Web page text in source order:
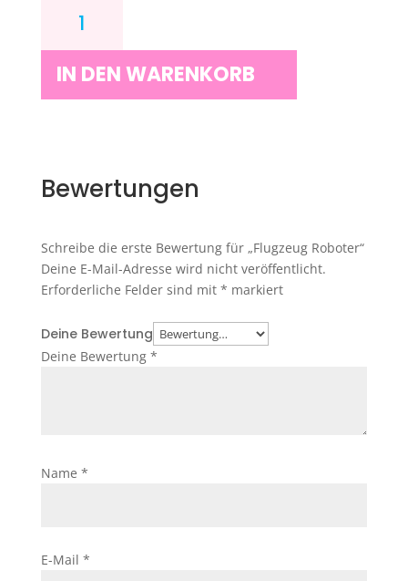
ROBOTER
MENGE
IN DEN WARENKORB
Bewertungen
Schreibe die erste Bewertung für „Flugzeug Roboter“
Deine E-Mail-Adresse wird nicht veröffentlicht.
Erforderliche Felder sind mit * markiert
Deine Bewertung
Deine Bewertung *
Name *
E-Mail *